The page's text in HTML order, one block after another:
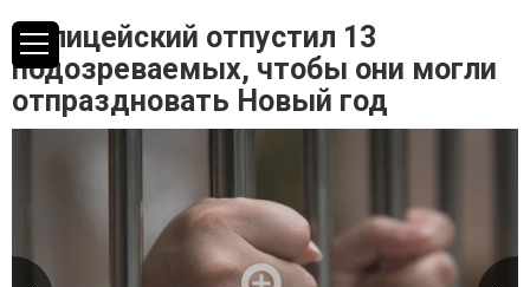
Полицейский отпустил 13
подозреваемых, чтобы они могли
отпраздновать Новый год